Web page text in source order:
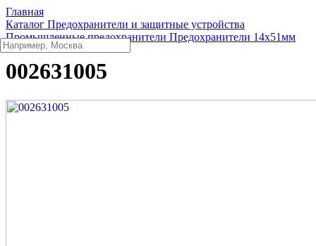
Главная
Каталог Предохранители и защитные устройства
Промышленные предохранители Предохранители 14x51мм
002631005